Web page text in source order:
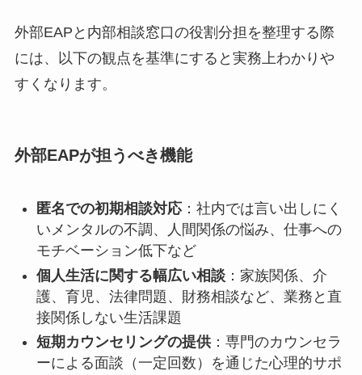
外部EAPと内部相談窓口の役割分担を整理する際
には、以下の観点を基準にすると実務上わかりや
すくなります。
外部EAPが担うべき機能
匿名での初期相談対応：社内では言い出しにく
いメンタルの不調、人間関係の悩み、仕事への
モチベーション低下など
個人生活に関する幅広い相談：家族関係、介
護、育児、法律問題、財務相談など、業務と直
接関係しない生活課題
短期カウンセリングの提供：専門のカウンセラ
ーによる面談（一定回数）を通じた心理的サポ